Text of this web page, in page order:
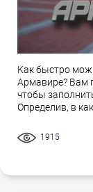
Как быстро
Армавире? Вам
чтобы
Определив, в
1915